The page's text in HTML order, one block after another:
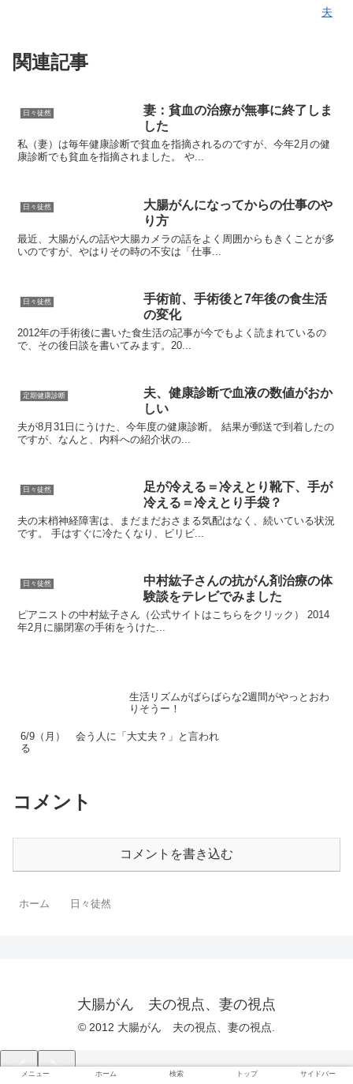
夫
関連記事
日々徒然
妻：貧血の治療が無事に終了しま
した
私（妻）は毎年健康診断で貧血を指摘されるのですが、今年2月の健
康診断でも貧血を指摘されました。 や...
日々徒然
大腸がんになってからの仕事のや
り方
最近、大腸がんの話や大腸カメラの話をよく周囲からもきくことが多
いのですが、やはりその時の不安は「仕事...
日々徒然
手術前、手術後と7年後の食生活
の変化
2012年の手術後に書いた食生活の記事が今でもよく読まれているの
で、その後日談を書いてみます。20...
定期健康診断
夫、健康診断で血液の数値がおか
しい
夫が8月31日にうけた、今年度の健康診断。 結果が郵送で到着したの
ですが、なんと、内科への紹介状の...
日々徒然
足が冷える＝冷えとり靴下、手が
冷える＝冷えとり手袋？
夫の末梢神経障害は、まだまだおさまる気配はなく、続いている状況
です。 手はすぐに冷たくなり、ビリビ...
日々徒然
中村紘子さんの抗がん剤治療の体
験談をテレビでみました
ピアニストの中村紘子さん（公式サイトはこちらをクリック） 2014
年2月に腸閉塞の手術をうけた...
生活リズムがばらばらな2週間がやっとおわ
りそうー！
6/9（月） 会う人に「大丈夫？」と言われ
る
コメント
コメントを書き込む
ホーム 日々徒然
大腸がん 夫の視点、妻の視点
© 2012 大腸がん 夫の視点、妻の視点.
メニュー ホーム 検索 トップ サイドバー